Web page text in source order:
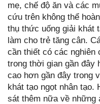
mẹ, chế độ ăn và các
cứu trên không thể
thụ thức uống giải khát
làm cho trẻ tăng cân.
cần thiết có các nghiên
trong thời gian gần đây
cao hơn gần đây trong
khát tạo ngọt nhân tạo.
sát thêm nữa về những